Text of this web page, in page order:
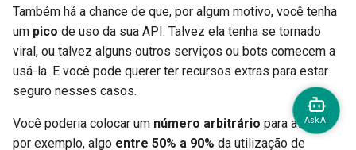
Também há a chance de que, por algum motivo, você tenha
um pico de uso da sua API. Talvez ela tenha se tornado
viral, ou talvez alguns outros serviços ou bots comecem a
usá-la. E você pode querer ter recursos extras para estar
seguro nesses casos.
Você poderia colocar um número arbitrário para atingir,
por exemplo, algo entre 50% a 90% da utilização de